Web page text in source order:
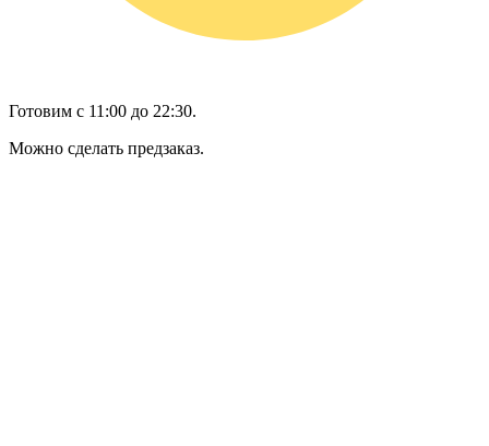
Готовим с 11:00 до 22:30.
Можно сделать предзаказ.